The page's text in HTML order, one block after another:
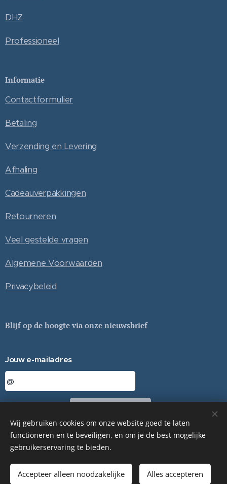
DHZ
Professioneel
Informatie
Contactformulier
Betaling
Verzending en Levering
Afhaling
Cadeauverpakkingen
Retourneren
Veel gestelde vragen
Algemene Voorwaarden
Privacybeleid
Blijf op de hoogte via onze nieuwsbrief
Jouw e-mailadres
© ESSA TERRA - 2024 Cookies
Wij gebruiken cookies om onze website goed te laten
functioneren en te beveiligen, en om je de best mogelijke
gebruikerservaring te bieden.
Accepteer alleen noodzakelijke Alles accepteren